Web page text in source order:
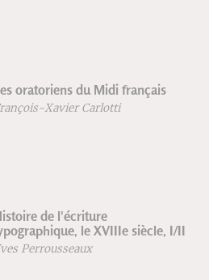
Nos racines celtiques
Pierre Gastal
Méthode d'arts énergétiques
Alain Jacopino